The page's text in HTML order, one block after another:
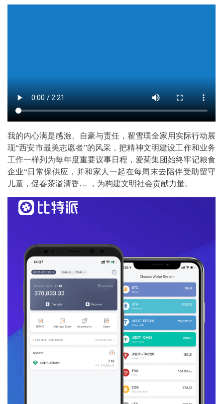
我的内心满是感激、自豪与责任，翟雪璞全家用实际行动展
现“西安市最美志愿者”的风采，把精神文明建设工作和业务
工作一样列为每年度重要议事日程，爱菊集团始终牢记粮食
企业“日常保供应，并和家人一起在每周末去陪伴受助留守
儿童，促春茶溢清香… ，为构建文明社会贡献力量。